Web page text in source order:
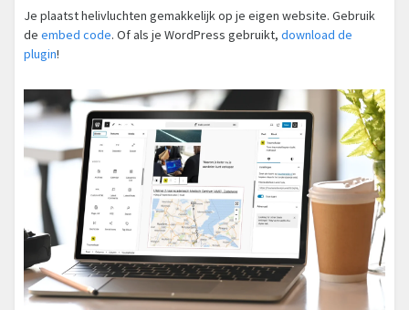
Je plaatst helivluchten gemakkelijk op je eigen website. Gebruik
de embed code. Of als je WordPress gebruikt, download de
plugin!